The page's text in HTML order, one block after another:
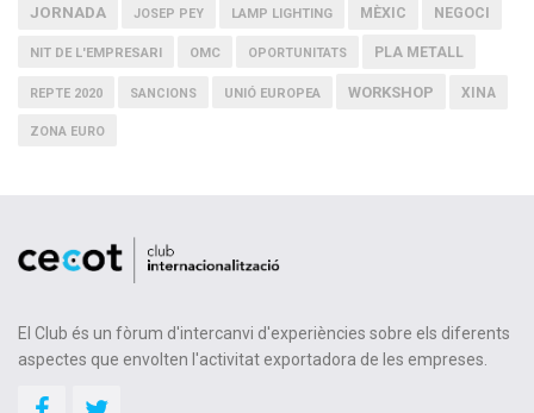
JORNADA JOSEP PEY LAMP LIGHTING MÈXIC NEGOCI
NIT DE L'EMPRESARI OMC OPORTUNITATS PLA METALL
REPTE 2020 SANCIONS UNIÓ EUROPEA WORKSHOP XINA
ZONA EURO
El Club és un fòrum d'intercanvi d'experiències sobre els diferents
aspectes que envolten l'activitat exportadora de les empreses.